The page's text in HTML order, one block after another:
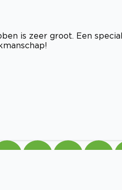
is zeer groot. Een